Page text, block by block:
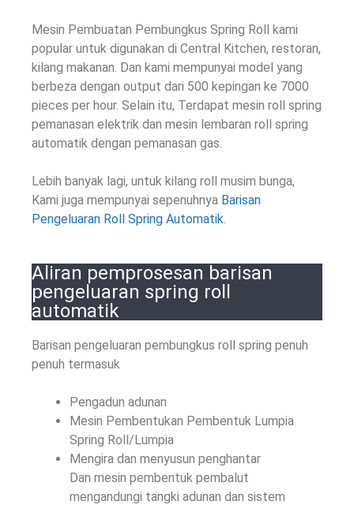
Mesin Pembuatan Pembungkus Spring Roll kami
popular untuk digunakan di Central Kitchen, restoran,
kilang makanan. Dan kami mempunyai model yang
berbeza dengan output dari 500 kepingan ke 7000
pieces per hour. Selain itu, Terdapat mesin roll spring
pemanasan elektrik dan mesin lembaran roll spring
automatik dengan pemanasan gas.
Lebih banyak lagi, untuk kilang roll musim bunga,
Kami juga mempunyai sepenuhnya Barisan
Pengeluaran Roll Spring Automatik
Aliran pemprosesan barisan
pengeluaran spring roll
automatik
Barisan pengeluaran pembungkus roll spring penuh
penuh termasuk
Pengadun adunan
Mesin Pembentukan Pembentuk Lumpia
Spring Roll/Lumpia
Mengira dan menyusun penghantar
Dan mesin pembentuk pembalut
mengandungi tangki adunan dan sistem